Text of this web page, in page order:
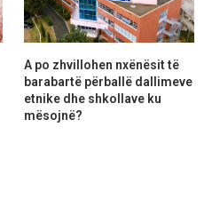
A po zhvillohen nxënësit të
barabartë përballë dallimeve
etnike dhe shkollave ku
mësojnë?